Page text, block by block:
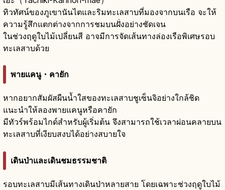
ทิวทัศน์ของภูเขานันไตและริมทะเลสาบที่มองจากบนเรือ จะให้
ความรู้สึกแตกต่างจากการชมบนฝั่งอย่างชัดเจน
ในช่วงฤดูใบไม้เปลี่ยนสี อาจมีการจัดเส้นทางล่องเรือพิเศษรอบ
ทะเลสาบด้วย
พายแคนู・คายัก
หากอยากสัมผัสผืนน้ำใสของทะเลสาบชูเซ็นจิอย่างใกล้ชิด
แนะนำให้ลองพายแคนูหรือคายัก
มีทัวร์พร้อมไกด์สำหรับผู้เริ่มต้น จึงสามารถใช้เวลาผ่อนคลายบน
ทะเลสาบที่เงียบสงบได้อย่างสบายใจ
เดินป่าและเดินชมธรรมชาติ
รอบทะเลสาบมีเส้นทางเดินป่าหลายสาย โดยเฉพาะช่วงฤดูใบไม้